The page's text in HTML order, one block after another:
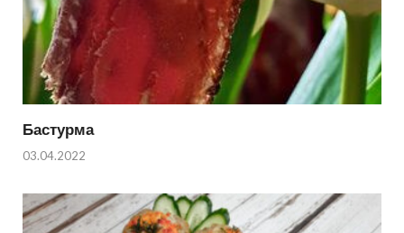
Бастурма
03.04.2022